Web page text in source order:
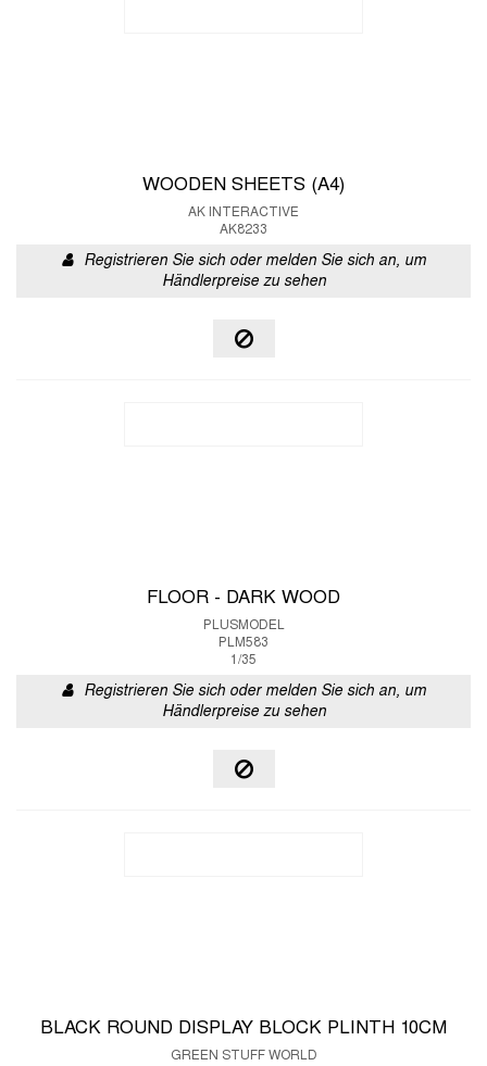
WOODEN SHEETS (A4)
AK INTERACTIVE
AK8233
Registrieren Sie sich oder melden Sie sich an, um
Händlerpreise zu sehen
FLOOR - DARK WOOD
PLUSMODEL
PLM583
1/35
Registrieren Sie sich oder melden Sie sich an, um
Händlerpreise zu sehen
BLACK ROUND DISPLAY BLOCK PLINTH 10CM
GREEN STUFF WORLD